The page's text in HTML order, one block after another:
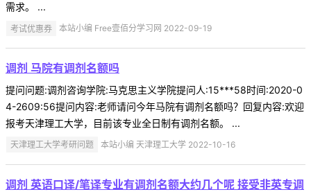
需求。 ...
考试优惠券 本站小编 Free壹佰分学习网 2022-09-19
调剂 马院有调剂名额吗
提问问题:调剂咨询学院:马克思主义学院提问人:15***58时间:2020-0
4-2609:56提问内容:老师请问今年马院有调剂名额吗？回复内容:欢迎
报考天津理工大学，目前该专业全日制有调剂名额。 ...
天津理工大学考研问题 本站小编 天津理工大学 2022-10-16
调剂 英语口译/笔译专业有调剂名额大约几个呢 接受非英专调